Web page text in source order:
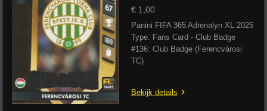
€ 1,00
Panini FIFA 365 Adrenalyn XL 2025
Type: Fans Card - Club Badge
#136: Club Badge (Ferencvárosi
TC)
Bekijk details